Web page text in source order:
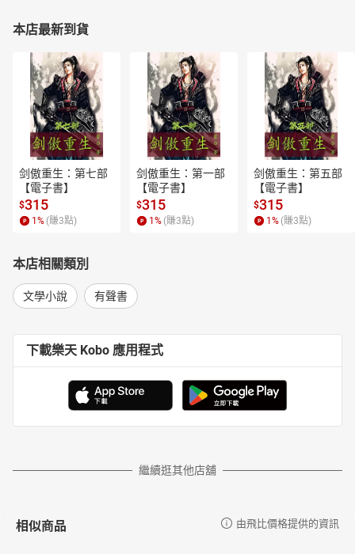
本店最新到貨
剑傲重生：第七部
【電子書】
$315
1 % (賺3點)
剑傲重生：第一部
【電子書】
$315
1 % (賺3點)
剑傲重生：第五部
【電子書】
$315
1 % (賺3點)
本店相關類別
文學小說 有聲書
下載樂天 Kobo 應用程式
繼續逛其他店舖
相似商品 由飛比價格提供的資訊